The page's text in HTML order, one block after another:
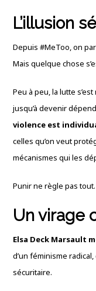
L’illusion
Depuis #MeToo, on
Mais quelque chose
Peu à peu, la lutte
jusqu’à devenir
violence est
celles qu’on veut
mécanismes qui les
Punir ne règle pas tout.
Un virage
Elsa Deck Marsault
d’un féminisme
sécuritaire.